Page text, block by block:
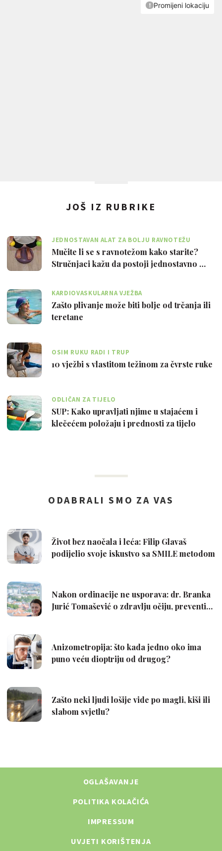
JOŠ IZ RUBRIKE
JEDNOSTAVAN ALAT ZA BOLJU RAVNOTEŽU
Mučite li se s ravnotežom kako starite?
Stručnjaci kažu da postoji jednostavno …
KARDIOVASKULARNA VJEŽBA
Zašto plivanje može biti bolje od trčanja ili
teretane
OSIM RUKU RADI I TRUP
10 vježbi s vlastitom težinom za čvrste ruke
ODLIČAN ZA TIJELO
SUP: Kako upravljati njime u stajaćem i
klečećem položaju i prednosti za tijelo
OGLAŠAVANJE
POLITIKA KOLAČIĆA
IMPRESSUM
UVJETI KORIŠTENJA